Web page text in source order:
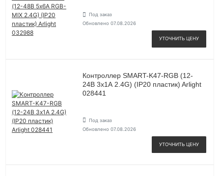
Под заказ
Обновлено 07.08.2026
УТОЧНИТЬ ЦЕНУ
Контроллер SMART-K47-RGB (12-
24В 3х1А 2.4G) (IP20 пластик) Arlight
028441
Под заказ
Обновлено 07.08.2026
УТОЧНИТЬ ЦЕНУ